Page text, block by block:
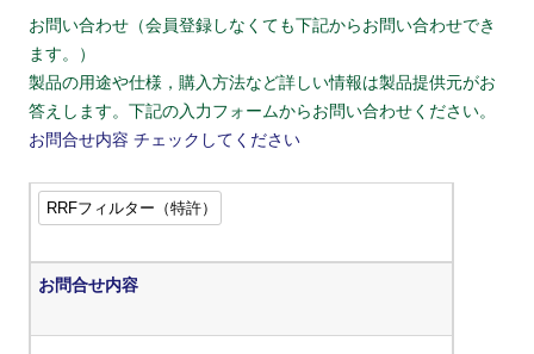
お問い合わせ（会員登録しなくても下記からお問い合わせでき
ます。）
製品の用途や仕様，購入方法など詳しい情報は製品提供元がお
答えします。下記の入力フォームからお問い合わせください。
お問合せ内容 チェックしてください
お問合せ内容